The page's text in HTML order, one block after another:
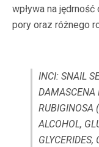
wpływa na
pory oraz różnego
INCI: SNAIL
DAMASCENA
RUBIGINOSA
ALCOHOL,